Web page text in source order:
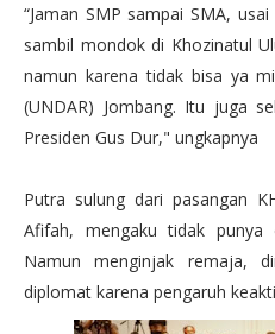
“Jaman SMP sampai SMA,
sambil mondok di Khozinatul
namun karena tidak bisa ya
(UNDAR) Jombang. Itu juga
Presiden Gus Dur," ungkapnya
Putra sulung dari pasangan
Afifah, mengaku tidak
Namun menginjak remaja,
diplomat karena pengaruh